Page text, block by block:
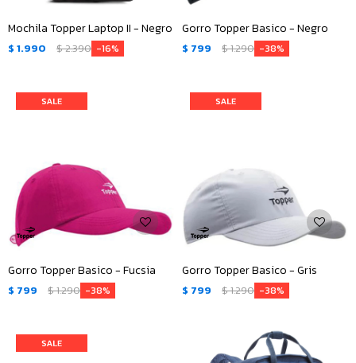
Mochila Topper Laptop II - Negro
$ 1.990 $2.390 16
Gorro Topper Basico - Negro
$ 799 $1.290 38
Gorro Topper Basico - Fucsia
$ 799 $1.290 38
Gorro Topper Basico - Gris
$ 799 $1.290 38